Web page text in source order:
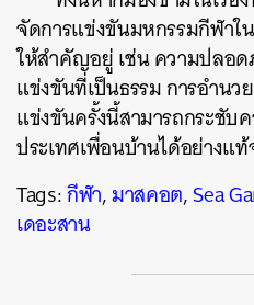
จัดการแข่งขันมหกรรมกีฬาใ
ให้สำคัญอยู่ เช่น ความปลอ
แข่งขันที่เป็นธรรม การอำน
แข่งขันครั้งนี้สามารถกระชับ
ประเทศเพื่อนบ้านได้อย่างแท้
Tags:กีฬา,มาสคอต,Sea
เดอะสาน